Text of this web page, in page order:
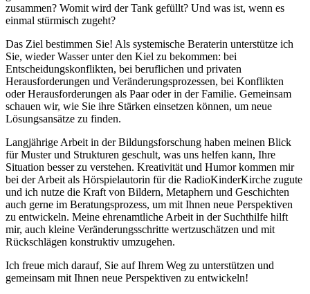
zusammen? Womit wird der Tank gefüllt? Und was ist, wenn es
einmal stürmisch zugeht?
Das Ziel bestimmen Sie! Als systemische Beraterin unterstütze ich
Sie, wieder Wasser unter den Kiel zu bekommen: bei
Entscheidungskonflikten, bei beruflichen und privaten
Herausforderungen und Veränderungsprozessen, bei Konflikten
oder Herausforderungen als Paar oder in der Familie. Gemeinsam
schauen wir, wie Sie ihre Stärken einsetzen können, um neue
Lösungsansätze zu finden.
Langjährige Arbeit in der Bildungsforschung haben meinen Blick
für Muster und Strukturen geschult, was uns helfen kann, Ihre
Situation besser zu verstehen. Kreativität und Humor kommen mir
bei der Arbeit als Hörspielautorin für die RadioKinderKirche zugute
und ich nutze die Kraft von Bildern, Metaphern und Geschichten
auch gerne im Beratungsprozess, um mit Ihnen neue Perspektiven
zu entwickeln. Meine ehrenamtliche Arbeit in der Suchthilfe hilft
mir, auch kleine Veränderungsschritte wertzuschätzen und mit
Rückschlägen konstruktiv umzugehen.
Ich freue mich darauf, Sie auf Ihrem Weg zu unterstützen und
gemeinsam mit Ihnen neue Perspektiven zu entwickeln!